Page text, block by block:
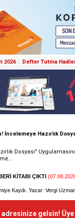
2026 Defter Tutma
adresinize gelsin!